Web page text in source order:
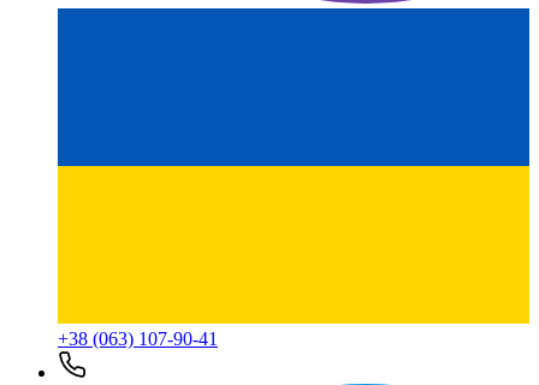
+38 (063) 107-90-41